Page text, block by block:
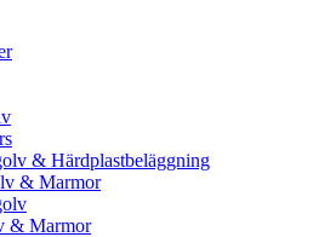
& Härdplastbeläggning
& Marmor
& Marmor